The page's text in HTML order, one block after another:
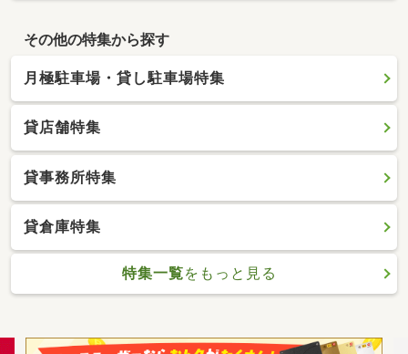
その他の特集から探す
月極駐車場・貸し駐車場特集
貸店舗特集
貸事務所特集
貸倉庫特集
特集一覧をもっと見る